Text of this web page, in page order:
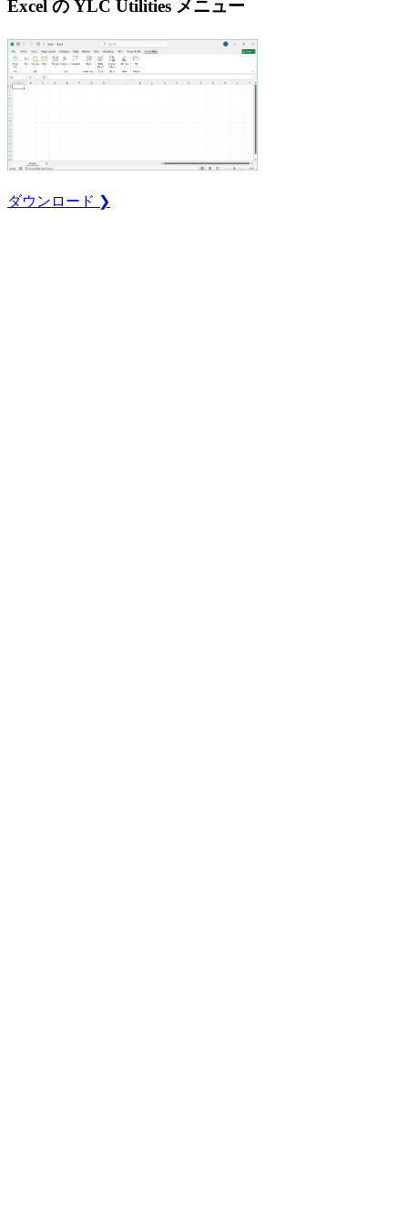
Excel の YLC Utilities メニュー
ダウンロード ❯